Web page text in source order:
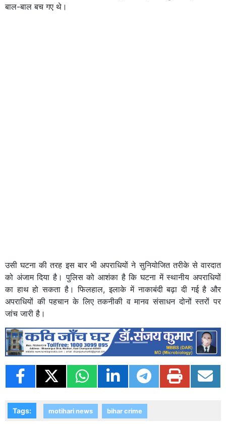
बाल-बाल बच गए थे।
उसी घटना की तरह इस बार भी अपराधियों ने सुनियोजित तरीके से वारदात
को अंजाम दिया है। पुलिस को आशंका है कि घटना में स्थानीय अपराधियों
का हाथ हो सकता है। फिलहाल, इलाके में नाकाबंदी बढ़ा दी गई है और
अपराधियों की पहचान के लिए तकनीकी व मानव संसाधन दोनों स्तरों पर
जांच जारी है।
Previous Next
Tags: motihari news bihar crime